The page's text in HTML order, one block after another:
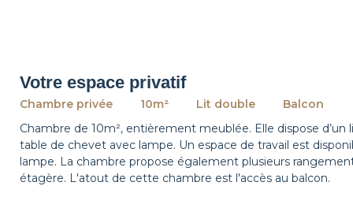
Votre espace privatif
Chambre privée 10m² Lit double
Balcon
Chambre de 10m², entièrement meublée. Elle dispose
table de chevet avec lampe. Un espace de travail est
lampe. La chambre propose également plusieurs
étagère. L'atout de cette chambre est l'accès au balcon.